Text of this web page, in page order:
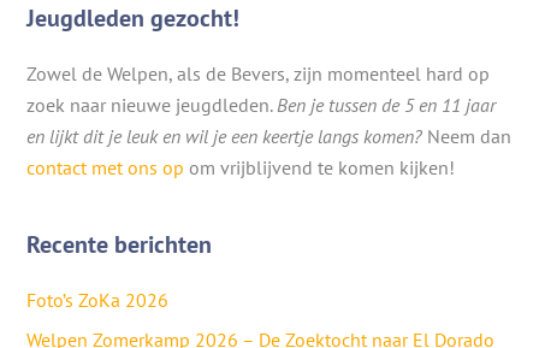
Jeugdleden gezocht!
Zowel de Welpen, als de Bevers, zijn momenteel hard op
zoek naar nieuwe jeugdleden. Ben je tussen de 5 en 11 jaar
en lijkt dit je leuk en wil je een keertje langs komen? Neem dan
contact met ons op om vrijblijvend te komen kijken!
Recente berichten
Foto’s ZoKa 2026
Welpen Zomerkamp 2026 – De Zoektocht naar El Dorado